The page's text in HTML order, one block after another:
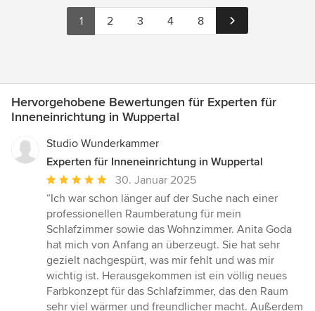
1 2 3 4 8
Hervorgehobene Bewertungen für Experten für
Inneneinrichtung in Wuppertal
Studio Wunderkammer
Experten für Inneneinrichtung in Wuppertal
Durchschnittliche
Bewertung:
5
von
5
Sternen
30. Januar 2025
“Ich war schon länger auf der Suche nach einer
professionellen Raumberatung für mein
Schlafzimmer sowie das Wohnzimmer. Anita Goda
hat mich von Anfang an überzeugt. Sie hat sehr
gezielt nachgespürt, was mir fehlt und was mir
wichtig ist. Herausgekommen ist ein völlig neues
Farbkonzept für das Schlafzimmer, das den Raum
sehr viel wärmer und freundlicher macht. Außerdem